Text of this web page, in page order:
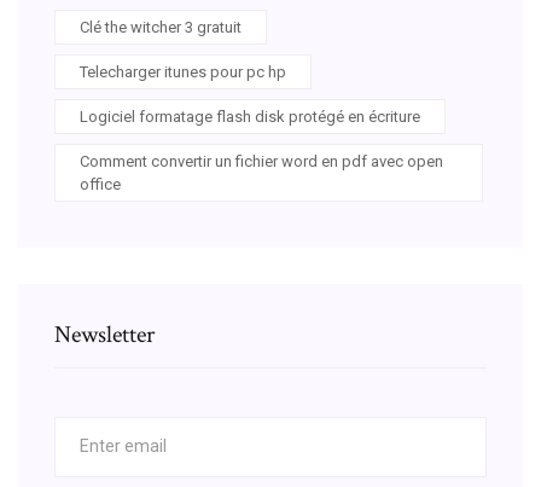
Clé the witcher 3 gratuit
Telecharger itunes pour pc hp
Logiciel formatage flash disk protégé en écriture
Comment convertir un fichier word en pdf avec open
office
Newsletter